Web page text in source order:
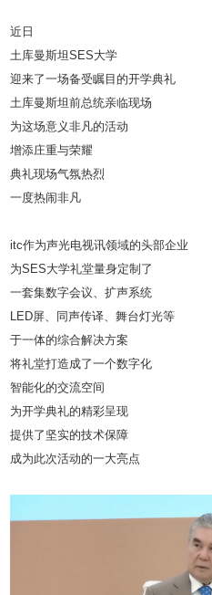
近日
土库曼斯坦SES大学
迎来了一场备受瞩目的开学典礼
土库曼斯坦前总统亲临现场
为这场意义非凡的活动
增添庄重与荣耀
典礼现场气氛热烈
一度热闹非凡
itc作为声光电视讯领域的头部企业
为SES大学礼堂量身定制了
一套集数字会议、扩声系统
LED屏、同声传译、舞台灯光等
于一体的综合解决方案
将礼堂打造成了一个数字化
智能化的交流空间
为开学典礼的精彩呈现
提供了坚实的技术保障
成为此次活动的一大亮点